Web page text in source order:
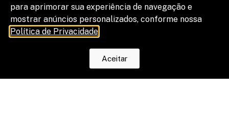
para aprimorar sua experiência de navegação e
mostrar anúncios personalizados, conforme nossa
Política de Privacidade
Aceitar